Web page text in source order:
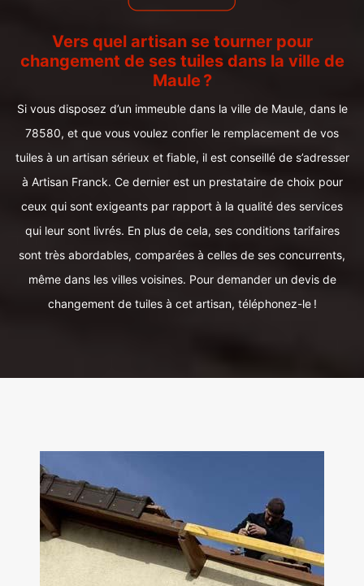
Vers quel artisan se tourner pour
changement de ses tuiles dans la ville de
Maule ?
Si vous disposez d’un immeuble dans la ville de Maule, dans le
78580, et que vous voulez confier le remplacement de vos
tuiles à un artisan sérieux et fiable, il est conseillé de s’adresser
à Artisan Franck. Ce dernier est un prestataire de choix pour
ceux qui sont exigeants par rapport à la qualité des services
qui leur sont livrés. En plus de cela, ses conditions tarifaires
sont très abordables, comparées à celles de ses concurrents,
même dans les villes voisines. Pour demander un devis de
changement de tuiles à cet artisan, téléphonez-le !